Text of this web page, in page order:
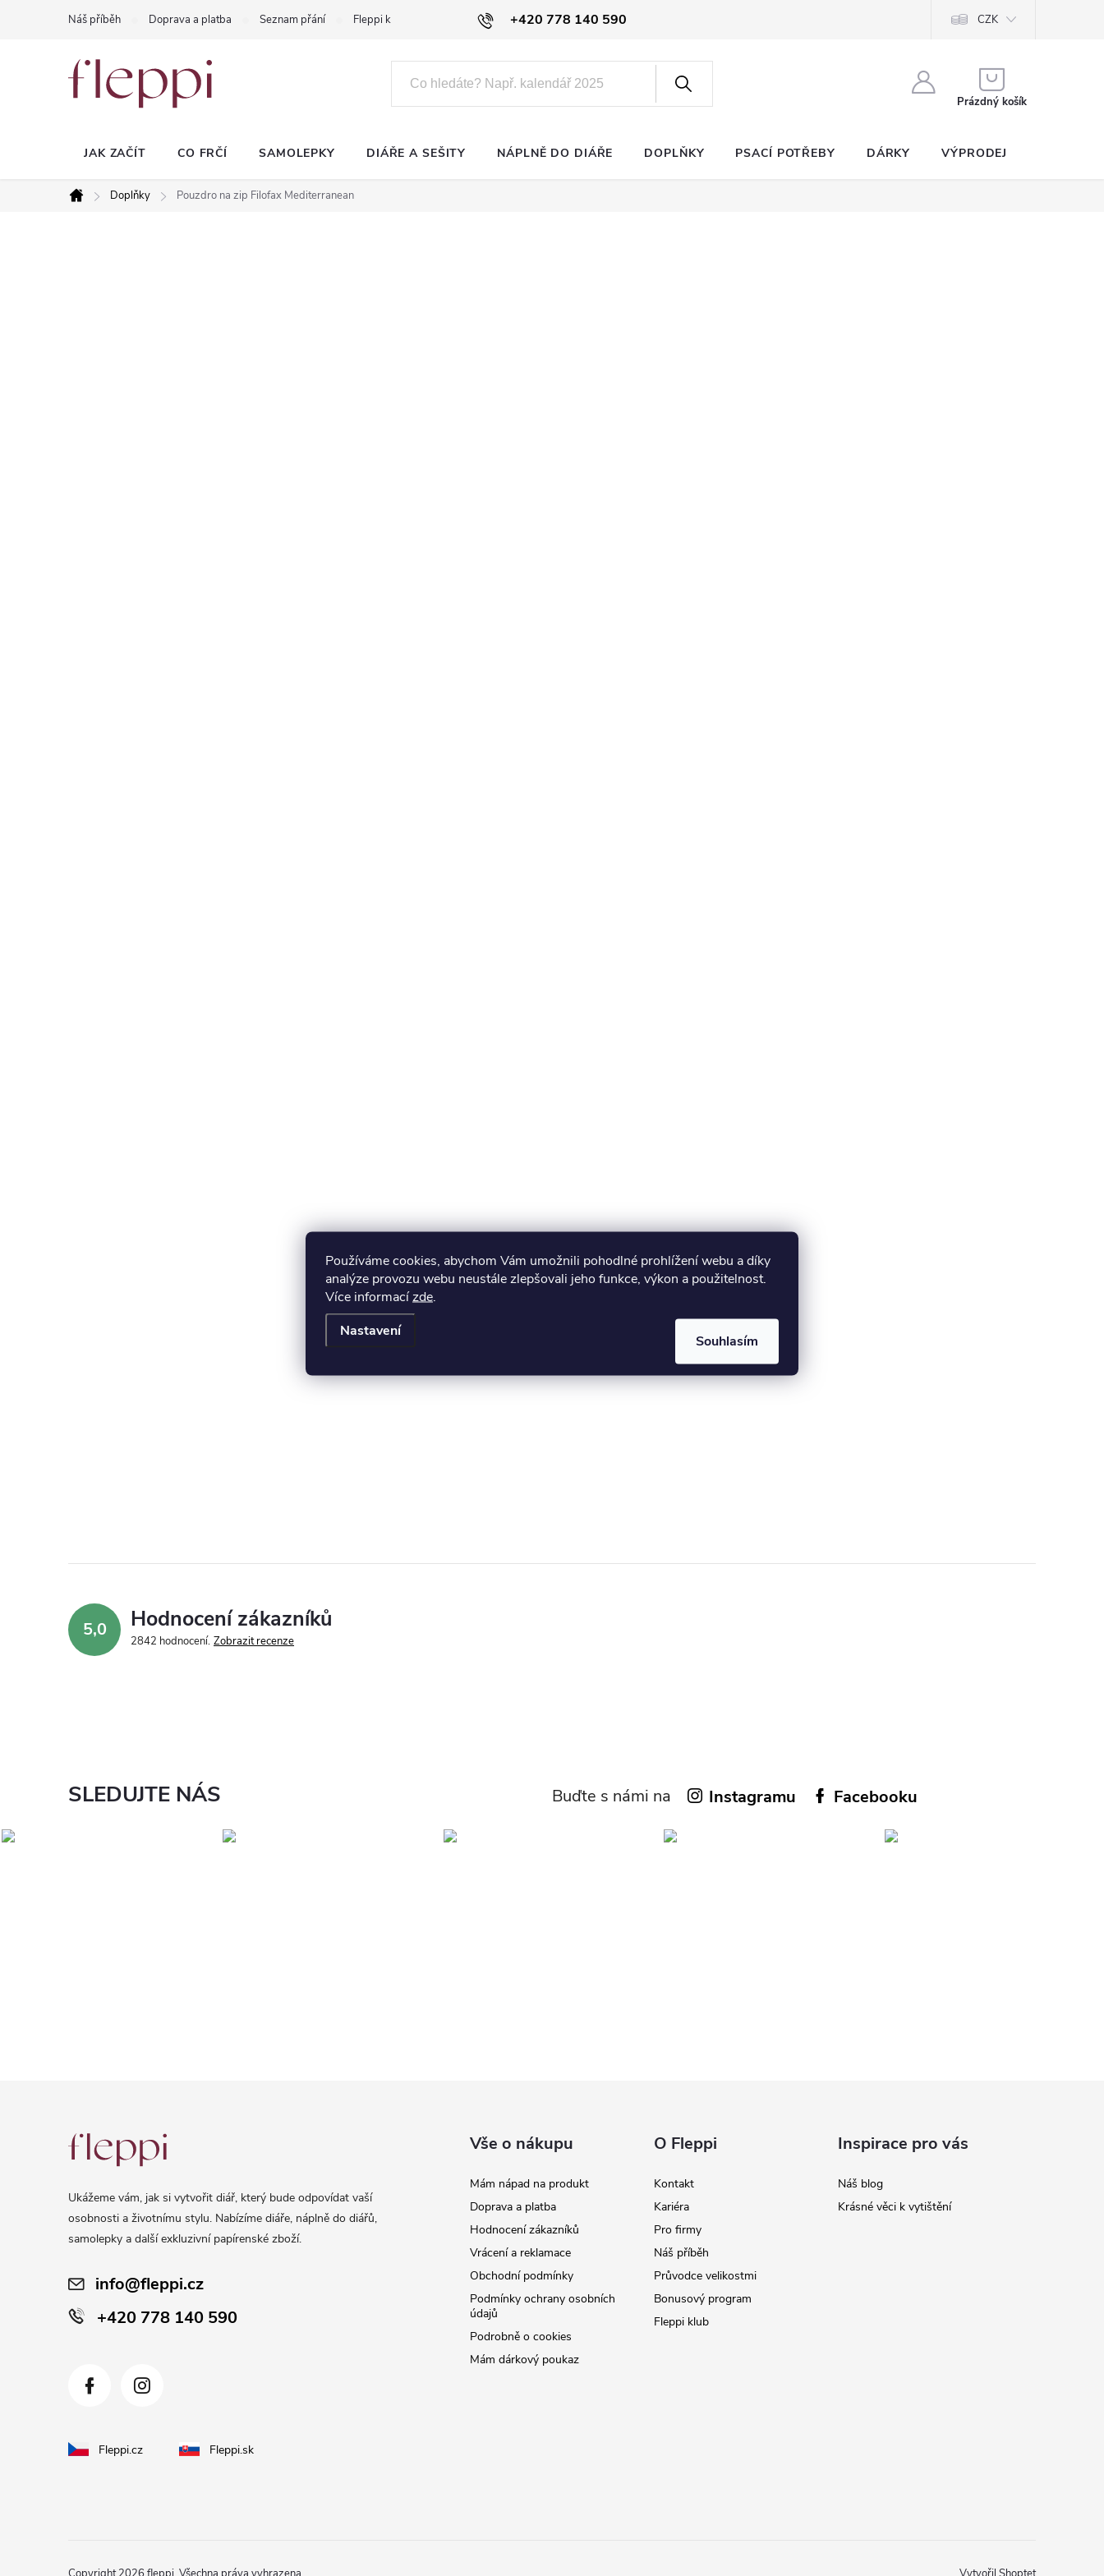
Používáme cookies, abychom Vám umožnili pohodlné prohlížení webu a díky
analýze provozu webu neustále zlepšovali jeho funkce, výkon a použitelnost.
Více informacízde.
Nastavení
Souhlasím
+420 778 140 590
Náš příběh Doprava a platba Seznam přání Fleppi klub CZK
KOŠÍK
Prázdný košík
JAK ZAČÍT CO FRČÍ SAMOLEPKY DIÁŘE A SEŠITY NÁPLNĚ DO DIÁŘE DOPLŇKY PSACÍ POTŘEBY DÁRKY VÝPRODEJ
Domů
Doplňky Pouzdro na zip Filofax Mediterranean
5,0 Hodnocení zákazníků
2842 hodnocení Zobrazit recenze
SLEDUJTE NÁS Buďte s námi na Instagramu Facebooku
Ukážeme vám, jak si vytvořit diář, který bude odpovídat vaší
osobnosti a životnímu stylu. Nabízíme diáře, náplně do diářů,
samolepky a další exkluzivní papírenské zboží.
info@fleppi.cz
+420 778 140 590
Fleppi.cz Fleppi.sk
Vše o nákupu
Mám nápad na produkt
Doprava a platba
Hodnocení zákazníků
Vrácení a reklamace
Obchodní podmínky
Podmínky ochrany osobních
údajů
Podrobně o cookies
Mám dárkový poukaz
O Fleppi
Kontakt
Kariéra
Pro firmy
Náš příběh
Průvodce velikostmi
Bonusový program
Fleppi klub
Inspirace pro vás
Náš blog
Krásné věci k vytištění